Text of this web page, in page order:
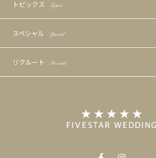
トピックス Topics
スペシャル Special
リクルート Recruit